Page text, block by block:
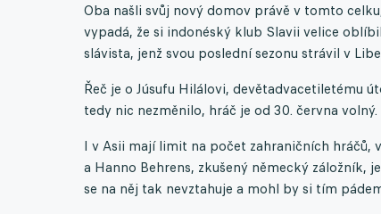
Oba našli svůj nový domov právě v tomto
vypadá, že si indonéský klub Slavii velice
slávista, jenž svou poslední sezonu strávil v
Řeč je o Júsufu Hilálovi, devětadvacetiletému
tedy nic nezměnilo, hráč je od 30. června volný.
I v Asii mají limit na počet zahraničních hráčů,
a Hanno Behrens, zkušený německý záložník,
se na něj tak nevztahuje a mohl by si tím